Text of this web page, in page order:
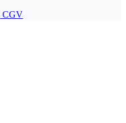
CGV